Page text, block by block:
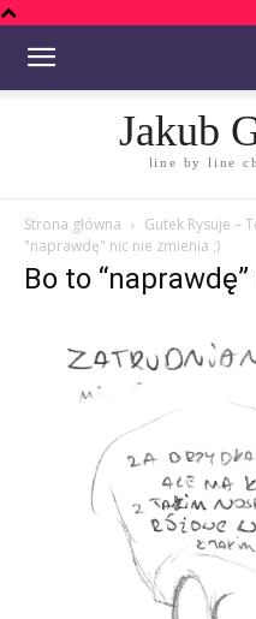
Jakub
line by line
Strona główna Gutek Rysuje –
"naprawdę" nic nie zmienia ;)
Bo to